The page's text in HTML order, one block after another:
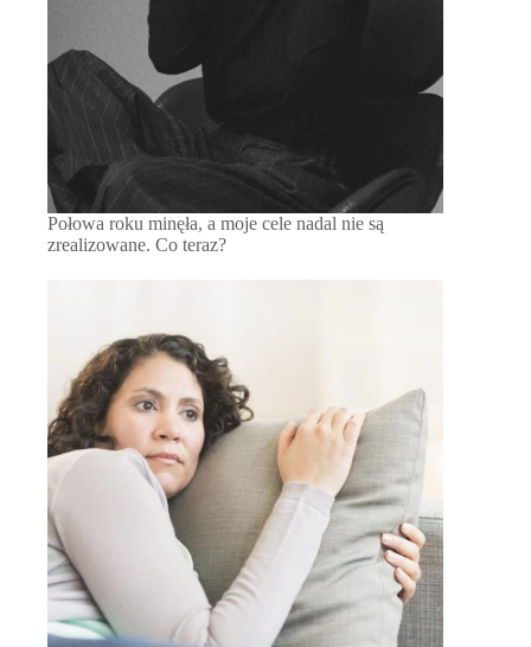
Połowa roku minęła, a moje cele nadal nie są
zrealizowane. Co teraz?